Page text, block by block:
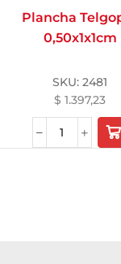
Plancha
0,50x1x1cm
SKU:2481
$ 1.397,23